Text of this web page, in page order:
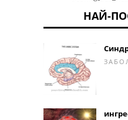
НАЙ-